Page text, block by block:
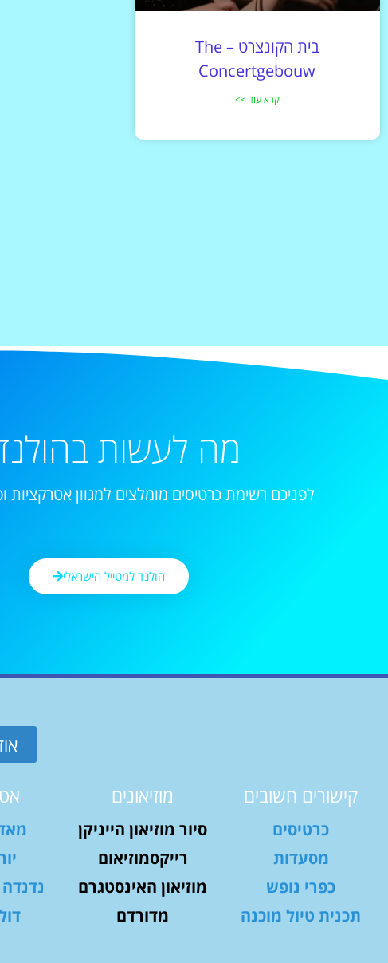
בית הקונצרט – The
Concertgebouw
קרא עוד >>
מה לעשות
לפניכם רשימת כרטיסים מומלצים למגוון אטרקציות
הולנד למטייל הישראלי
קישורים חשובים
כרטיסים
מסעדות
כפרי נופש
תכנית טיול מוכנה
מוזיאונים
סיור מוזיאון הייניקן
רייקסמוזיאום
מוזיאון האינסטגרם
מדורדם